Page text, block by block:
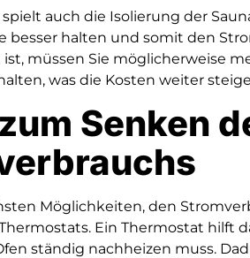
auch die Isolierung der
besser halten und somit den
müssen Sie möglicherweise
was die Kosten weiter
Senken
Möglichkeiten, den
Ein Thermostat hilft
ständig nachheizen muss.